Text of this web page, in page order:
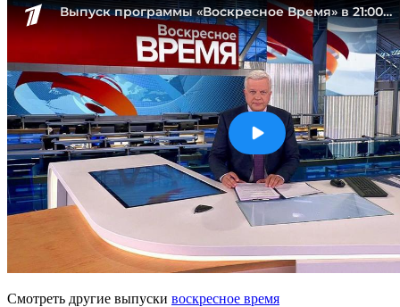
Смотреть другие выпуски воскресное время